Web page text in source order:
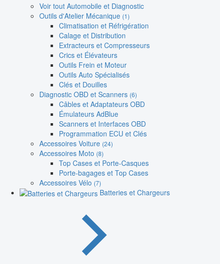
Voir tout Automobile et Diagnostic
Outils d'Atelier Mécanique (1)
Climatisation et Réfrigération
Calage et Distribution
Extracteurs et Compresseurs
Crics et Élévateurs
Outils Frein et Moteur
Outils Auto Spécialisés
Clés et Douilles
Diagnostic OBD et Scanners (6)
Câbles et Adaptateurs OBD
Émulateurs AdBlue
Scanners et Interfaces OBD
Programmation ECU et Clés
Accessoires Voiture (24)
Accessoires Moto (8)
Top Cases et Porte-Casques
Porte-bagages et Top Cases
Accessoires Vélo (7)
Batteries et Chargeurs